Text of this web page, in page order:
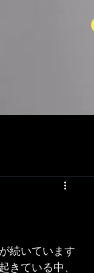
続いています
きている中、